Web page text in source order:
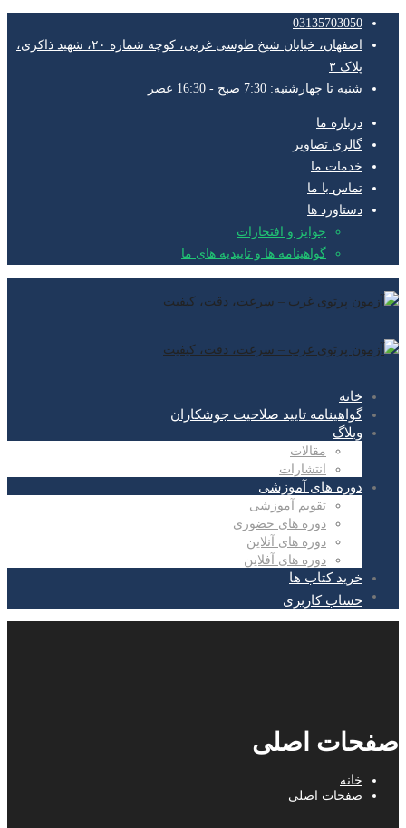
03135703050
اصفهان، خیابان شیخ طوسی غربی، کوچه شماره ۲۰، شهید ذاکری،
پلاک ۳
شنبه تا چهارشنبه: 7:30 صبح - 16:30 عصر
درباره ما
گالری تصاویر
خدمات ما
تماس با ما
دستاورد ها
جوایز و افتخارات
گواهینامه ها و تاییدیه های ما
خانه
گواهینامه تایید صلاحیت جوشکاران
وبلاگ
مقالات
انتشارات
دوره های آموزشی
تقویم آموزشی
دوره های حضوری
دوره های آنلاین
دوره های آفلاین
خرید کتاب ها
حساب کاربری
صفحات اصلی
خانه
صفحات اصلی